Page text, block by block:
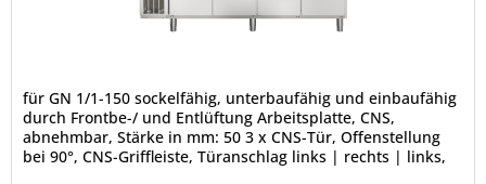
für GN 1/1-150 sockelfähig, unterbaufähig und einbaufähig
durch Frontbe-/ und Entlüftung Arbeitsplatte, CNS,
abnehmbar, Stärke in mm: 50 3 x CNS-Tür, Offenstellung
bei 90°, CNS-Griffleiste, Türanschlag links | rechts | links,